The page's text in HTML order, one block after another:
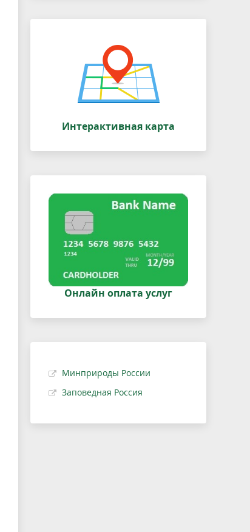
Интерактивная карта
Онлайн оплата услуг
Минприроды России
Заповедная Россия